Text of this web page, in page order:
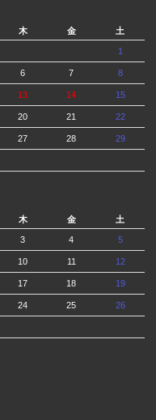
木 金 土
1
6 7 8
13 14 15
20 21 22
27 28 29
木 金 土
3 4 5
10 11 12
17 18 19
24 25 26